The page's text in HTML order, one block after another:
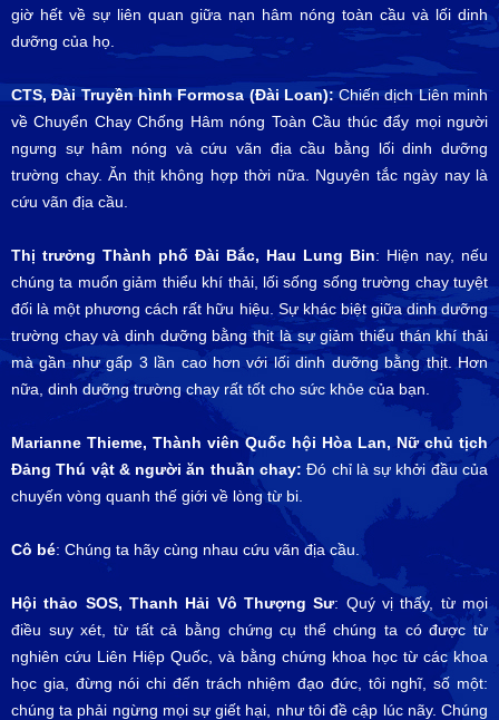
giờ hết về sự liên quan giữa nạn hâm nóng toàn cầu và lối dinh
dưỡng của họ.
CTS, Đài Truyền hình Formosa (Đài Loan): Chiến dịch Liên minh
về Chuyển Chay Chống Hâm nóng Toàn Cầu thúc đẩy mọi người
ngưng sự hâm nóng và cứu vãn địa cầu bằng lối dinh dưỡng
trường chay. Ăn thịt không hợp thời nữa. Nguyên tắc ngày nay là
cứu vãn địa cầu.
Thị trưởng Thành phố Đài Bắc, Hau Lung Bin: Hiện nay, nếu
chúng ta muốn giảm thiểu khí thải, lối sống sống trường chay tuyệt
đối là một phương cách rất hữu hiệu. Sự khác biệt giữa dinh dưỡng
trường chay và dinh dưỡng bằng thịt là sự giảm thiểu thán khí thải
mà gần như gấp 3 lần cao hơn với lối dinh dưỡng bằng thịt. Hơn
nữa, dinh dưỡng trường chay rất tốt cho sức khỏe của bạn.
Marianne Thieme, Thành viên Quốc hội Hòa Lan, Nữ chủ tịch
Đảng Thú vật & người ăn thuần chay: Đó chỉ là sự khởi đầu của
chuyến vòng quanh thế giới về lòng từ bi.
Cô bé: Chúng ta hãy cùng nhau cứu vãn địa cầu.
Hội thảo SOS, Thanh Hải Vô Thượng Sư: Quý vị thấy, từ mọi
điều suy xét, từ tất cả bằng chứng cụ thể chúng ta có được từ
nghiên cứu Liên Hiệp Quốc, và bằng chứng khoa học từ các khoa
học gia, đừng nói chi đến trách nhiệm đạo đức, tôi nghĩ, số một:
chúng ta phải ngừng mọi sự giết hại, như tôi đề cập lúc nãy. Chúng